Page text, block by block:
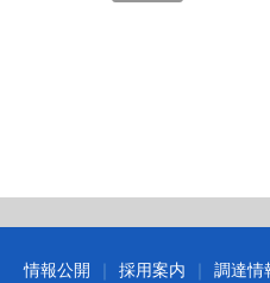
情報公開 採用案内 調達情